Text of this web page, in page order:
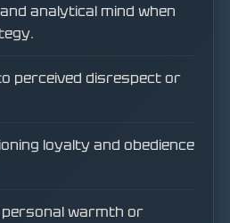
analytical mind when
perceived disrespect or
loyalty and obedience
personal warmth or